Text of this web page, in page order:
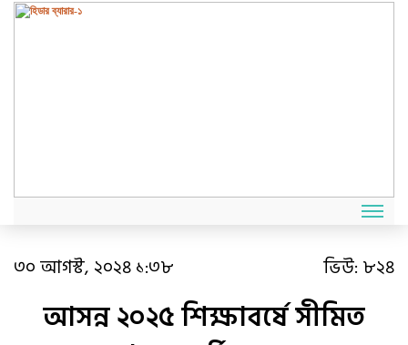
৩০ আগস্ট, ২০২৪ ১:৩৮ ভিউ: ৮২৪
আসন্ন ২০২৫ শিক্ষাবর্ষে সীমিত